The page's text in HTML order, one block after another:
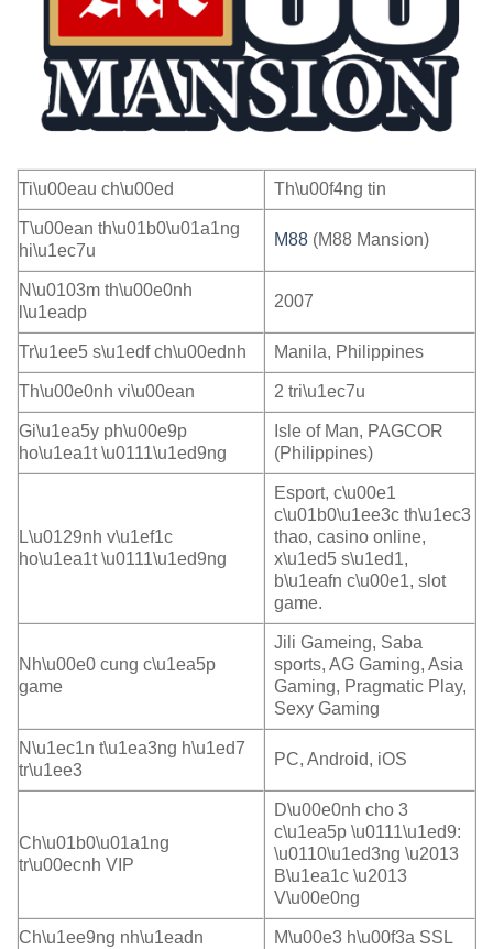
Ti\u00eau ch\u00ed Th\u00f4ng tin
T\u00ean th\u01b0\u01a1ng
hi\u1ec7u
M88(M88 Mansion)
N\u0103m th\u00e0nh
l\u1eadp
2007
Tr\u1ee5 s\u1edf ch\u00ednh Manila, Philippines
Th\u00e0nh vi\u00ean 2 tri\u1ec7u
Gi\u1ea5y ph\u00e9p
ho\u1ea1t \u0111\u1ed9ng
Isle of Man, PAGCOR
(Philippines)
L\u0129nh v\u1ef1c
ho\u1ea1t \u0111\u1ed9ng
Esport, c\u00e1
c\u01b0\u1ee3c th\u1ec3
thao, casino online,
x\u1ed5 s\u1ed1,
b\u1eafn c\u00e1, slot
game.
Nh\u00e0 cung c\u1ea5p
game
Jili Gameing, Saba
sports, AG Gaming, Asia
Gaming, Pragmatic Play,
Sexy Gaming
N\u1ec1n t\u1ea3ng h\u1ed7
tr\u1ee3
PC, Android, iOS
Ch\u01b0\u01a1ng
tr\u00ecnh VIP
D\u00e0nh cho 3
c\u1ea5p \u0111\u1ed9:
\u0110\u1ed3ng \u2013
B\u1ea1c \u2013
V\u00e0ng
Ch\u1ee9ng nh\u1eadn
M\u00e3 h\u00f3a SSL